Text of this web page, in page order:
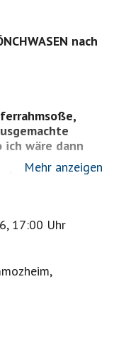
nach
wäre dann
Auwahl.
teilen? In
Spass! Mal
genießen!
to-go/
Mehr anzeigen
17:00 Uhr